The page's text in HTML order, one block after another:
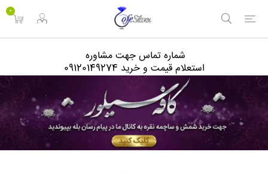
0
شماره تماس جهت مشاوره
استعلام قیمت و خرید 09120149274